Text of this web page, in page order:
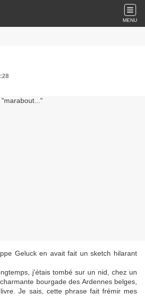
MENU
Geluck en avait fait un sketch hilarant
j'étais tombé sur un nid, chez un
bourgade des Ardennes belges,
Je sais, cette phrase fait frémir mes